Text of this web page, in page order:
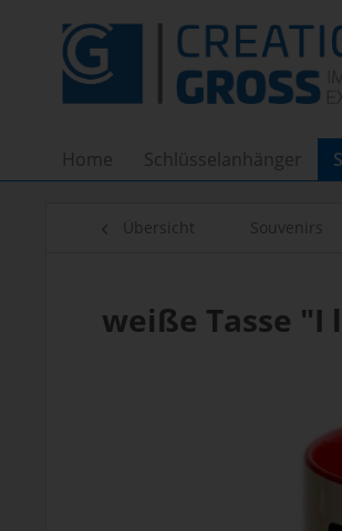
Home Schlüsselanhänger
Übersicht Souvenirs
weiße Tasse